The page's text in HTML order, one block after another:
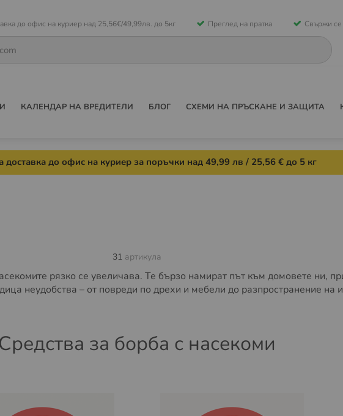
до офис на куриер над 25,56€/49,99лв. до 5кг Преглед на пратка Свържи се
КАЛЕНДАР НА ВРЕДИТЕЛИ БЛОГ СХЕМИ НА ПРЪСКАНЕ И ЗАЩИТА
доставка до офис на куриер за поръчки над 49,99 лв / 25,56 € до 5 кг
рязко се увеличава. Те бързо намират път към домовете ни,
неудобства – от повреди по дрехи и мебели до разпространение на
Средства за борба с насекоми
31 артикула